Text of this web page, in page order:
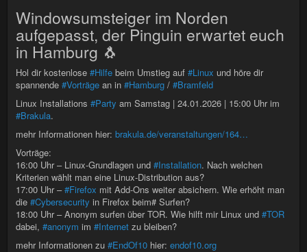
Windowsumsteiger im Norden
aufgepasst, der Pinguin erwartet euch
in Hamburg 🐧
Hol dir kostenlose #Hilfe beim Umstieg auf #Linux und höre dir
spannende #Vorträge an in #Hamburg / #Bramfeld
Linux Installations #Party am Samstag | 24.01.2026 | 15:00 Uhr im
#Brakula.
mehr Informationen hier: brakula.de/veranstaltungen/164…
Vorträge:
16:00 Uhr – Linux-Grundlagen und #Installation. Nach welchen
Kriterien wählt man eine Linux-Distribution aus?
17:00 Uhr –#Firefox mit Add-Ons weiter absichern. Wie erhöht man
die #Cybersecurity in Firefox beim# Surfen?
18:00 Uhr – Anonym surfen über TOR. Wie hilft mir Linux und #TOR
dabei, #anonym im #Internet zu bleiben?
mehr Informationen zu #EndOf10 hier: endof10.org